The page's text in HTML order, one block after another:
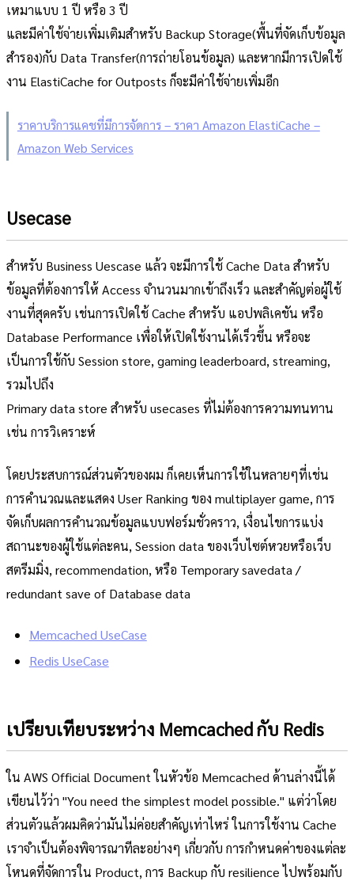
เหมาแบบ 1 ปี หรือ 3 ปี
และมีค่าใช้จ่ายเพิ่มเติมสำหรับ Backup Storage(พื้นที่จัดเก็บข้อมูล
สำรอง)กับ Data Transfer(การถ่ายโอนข้อมูล) และหากมีการเปิดใช้
งาน ElastiCache for Outposts ก็จะมีค่าใช้จ่ายเพิ่มอีก
ราคาบริการแคชที่มีการจัดการ – ราคา Amazon ElastiCache –
Amazon Web Services
Usecase
สำหรับ Business Uescase แล้ว จะมีการใช้ Cache Data สำหรับ
ข้อมูลที่ต้องการให้ Access จำนวนมากเข้าถึงเร็ว และสำคัญต่อผู้ใช้
งานที่สุดครับ เช่นการเปิดใช้ Cache สำหรับ แอปพลิเคชัน หรือ
Database Performance เพื่อให้เปิดใช้งานได้เร็วขึ้น หรือจะ
เป็นการใช้กับ Session store, gaming leaderboard, streaming,
รวมไปถึง
Primary data store สำหรับ usecases ที่ไม่ต้องการความทนทาน
เช่น การวิเคราะห์
โดยประสบการณ์ส่วนตัวของผม ก็เคยเห็นการใช้ในหลายๆที่เช่น
การคำนวณและแสดง User Ranking ของ multiplayer game, การ
จัดเก็บผลการคำนวณข้อมูลแบบฟอร์มชั่วคราว, เงื่อนไขการแบ่ง
สถานะของผู้ใช้แต่ละคน, Session data ของเว็บไซต์หวยหรือเว็บ
สตรีมมิ่ง, recommendation, หรือ Temporary savedata /
redundant save of Database data
Memcached UseCase
Redis UseCase
เปรียบเทียบระหว่าง Memcached กับ Redis
ใน AWS Official Document ในหัวข้อ Memcached ด้านล่างนี้ได้
เขียนไว้ว่า "You need the simplest model possible." แต่ว่าโดย
ส่วนตัวแล้วผมคิดว่ามันไม่ค่อยสำคัญเท่าไหร่ ในการใช้งาน Cache
เราจำเป็นต้องพิจารณาทีละอย่างๆ เกี่ยวกับ การกำหนดค่าของแต่ละ
โหนดที่จัดการใน Product, การ Backup กับ resilience ไปพร้อมกับ